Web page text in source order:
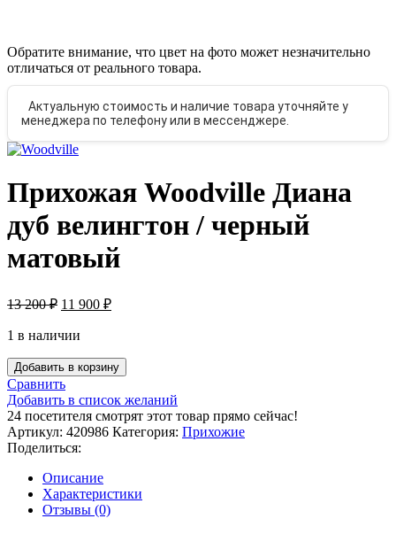
Обратите внимание, что цвет на фото может незначительно
отличаться от реального товара.
Актуальную стоимость и наличие товара уточняйте у
менеджера по телефону или в мессенджере.
Прихожая Woodville Диана
дуб велингтон / черный
матовый
13 200₽ 11 900 ₽
1 в наличии
Добавить в корзину
Сравнить
Добавить в список желаний
24 посетителя смотрят этот товар прямо сейчас!
Артикул: 420986 Категория: Прихожие
Поделиться:
Описание
Характеристики
Отзывы (0)